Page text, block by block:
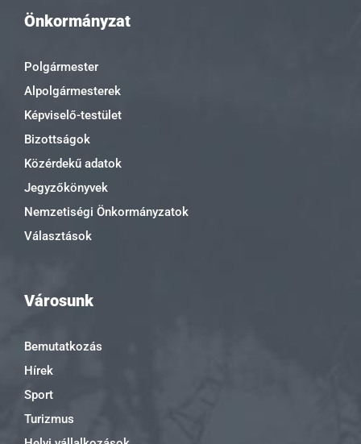
Önkormányzat
Polgármester
Alpolgármesterek
Képviselő-testület
Bizottságok
Közérdekű adatok
Jegyzőkönyvek
Nemzetiségi Önkormányzatok
Választások
Városunk
Bemutatkozás
Hírek
Sport
Turizmus